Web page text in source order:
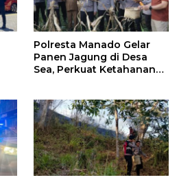
Polresta Manado Gelar
Panen Jagung di Desa
Sea, Perkuat Ketahanan